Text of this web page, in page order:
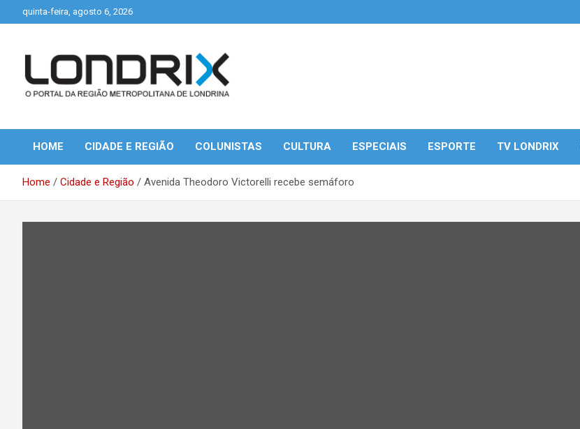
to
quinta-feira, agosto 6, 2026
Londrix
HOME CIDADE E REGIÃO COLUNISTAS CULTURA ESPECIAIS ESPORTE TV LONDRIX
Home Cidade e Região Avenida Theodoro Victorelli recebe semáforo